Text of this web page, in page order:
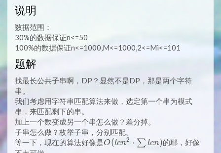
说明
数据范围：
30%的数据保证n<=50
100%的数据保证n<=1000,M<=1000,2<=Mi<=101
题解
找最长公共子串啊，DP？显然不是DP，那是两个字符
串。
我们考虑用字符串匹配算法来做，选定第一个串为模式
串，来匹配剩下的串。
加上一个数变成另一个串怎么做？差分掉。
子串怎么做？枚举子串，分别匹配。
等一下，现在的算法好像是O(len^2
O(len2 ⋅ ∑ len)的耶，好像